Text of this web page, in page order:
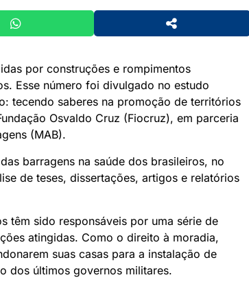
por construções e rompimentos
Esse número foi divulgado no estudo
tecendo saberes na promoção de territórios
Osvaldo Cruz (Fiocruz), em parceria
(MAB).
barragens na saúde dos brasileiros, no
de teses, dissertações, artigos e relatórios
têm sido responsáveis por uma série de
atingidas. Como o direito à moradia,
suas casas para a instalação de
dos últimos governos militares.